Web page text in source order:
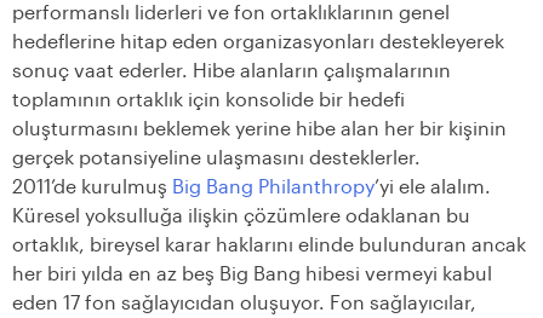
performanslı liderleri ve fon ortaklıklarının genel
hedeflerine hitap eden organizasyonları destekleyerek
sonuç vaat ederler. Hibe alanların çalışmalarının
toplamının ortaklık için konsolide bir hedefi
oluşturmasını beklemek yerine hibe alan her bir kişinin
gerçek potansiyeline ulaşmasını desteklerler.
2011’de kurulmuş Big Bang Philanthropy’yi ele alalım.
Küresel yoksulluğa ilişkin çözümlere odaklanan bu
ortaklık, bireysel karar haklarını elinde bulunduran ancak
her biri yılda en az beş Big Bang hibesi vermeyi kabul
eden 17 fon sağlayıcıdan oluşuyor. Fon sağlayıcılar,